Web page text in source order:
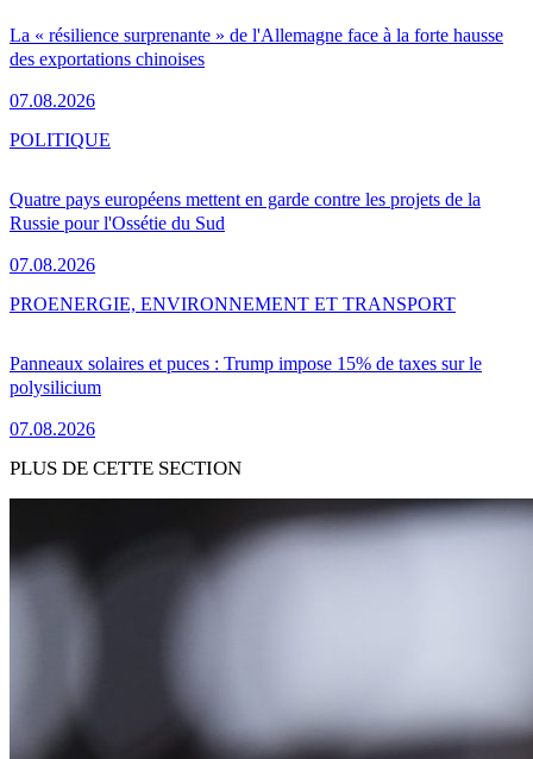
La « résilience surprenante » de l'Allemagne face à la forte hausse
des exportations chinoises
07.08.2026
Quatre pays européens mettent en garde contre les projets de la
Russie pour l'Ossétie du Sud
07.08.2026
POLITIQUE
Panneaux solaires et puces : Trump impose 15% de taxes sur le
polysilicium
07.08.2026
PROENERGIE, ENVIRONNEMENT ET TRANSPORT
PLUS DE CETTE SECTION